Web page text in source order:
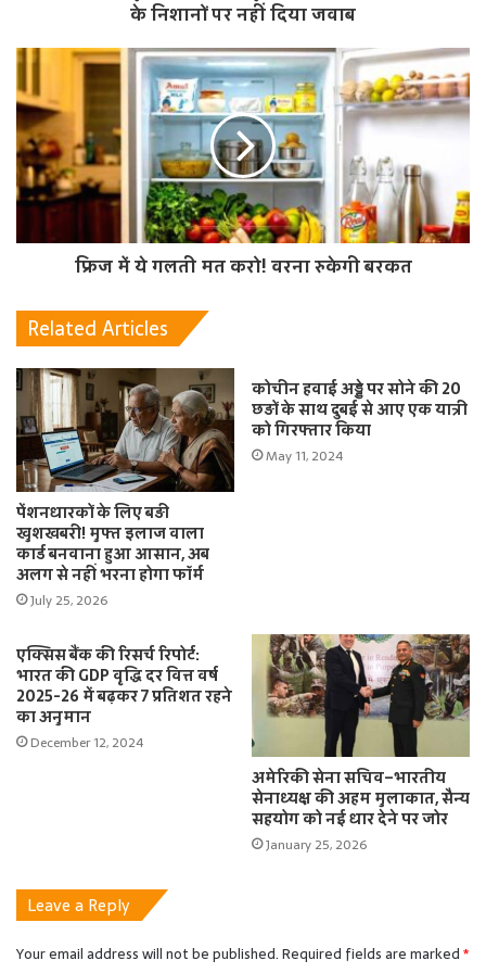
के निशानों पर नहीं दिया जवाब
फ्रिज में ये गलती मत करो! वरना रुकेगी बरकत
Related Articles
पेंशनधारकों के लिए बड़ी
खुशखबरी! मुफ्त इलाज वाला
कार्ड बनवाना हुआ आसान, अब
अलग से नहीं भरना होगा फॉर्म
July 25, 2026
कोचीन हवाई अड्डे पर सोने की 20
छड़ों के साथ दुबई से आए एक यात्री
को गिरफ्तार किया
May 11, 2024
एक्सिस बैंक की रिसर्च रिपोर्ट:
भारत की GDP वृद्धि दर वित्त वर्ष
2025-26 में बढ़कर 7 प्रतिशत रहने
का अनुमान
December 12, 2024
अमेरिकी सेना सचिव–भारतीय
सेनाध्यक्ष की अहम मुलाकात, सैन्य
सहयोग को नई धार देने पर जोर
January 25, 2026
Leave a Reply
Your email address will not be published.Required fields are marked*